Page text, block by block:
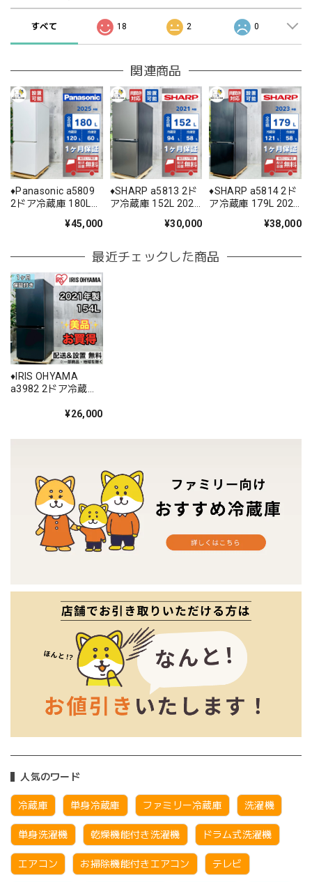
人気のワード
冷蔵庫 単身冷蔵庫 ファミリー冷蔵庫 洗濯機
単身洗濯機 乾燥機能付き洗濯機 ドラム式洗濯機
エアコン お掃除機能付きエアコン テレビ
すべて 18 2 0
関連商品
♦️Panasonic a5809
2ドア冷蔵庫 180L
¥45,000
♦️SHARP a5813 2ド
ア冷蔵庫 152L 2021
¥30,000
♦️SHARP a5814 2ド
ア冷蔵庫 179L 2023
¥38,000
最近チェックした商品
♦️IRIS OHYAMA
a3982 2ドア冷蔵庫
¥26,000